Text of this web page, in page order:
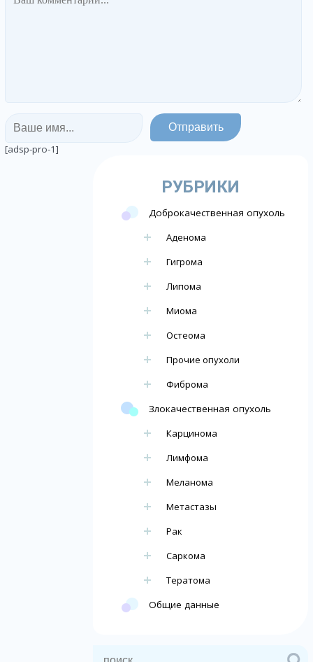
[adsp-pro-1]
РУБРИКИ
Доброкачественная опухоль
Аденома
Гигрома
Липома
Миома
Остеома
Прочие опухоли
Фиброма
Злокачественная опухоль
Карцинома
Лимфома
Меланома
Метастазы
Рак
Саркома
Тератома
Общие данные